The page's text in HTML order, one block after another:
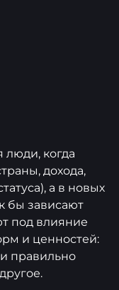
люди, когда
дохода,
а в новых
бы зависают
под влияние
и ценностей:
правильно